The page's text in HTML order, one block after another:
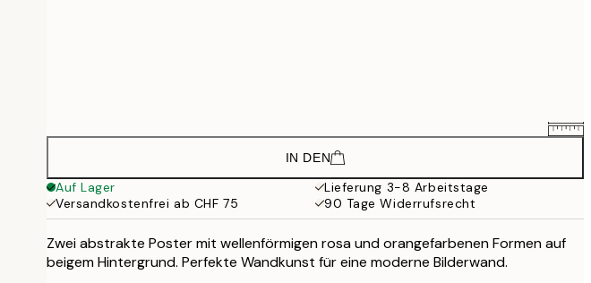
CHF 58.90
CHF 98
70x100 cm CHF 78.54
IN DEN
Auf Lager
Lieferung 3-8 Arbeitstage
Versandkostenfrei ab CHF 75
90 Tage Widerrufsrecht
Zwei abstrakte Poster mit wellenförmigen rosa und orangefarbenen Formen auf
beigem Hintergrund. Perfekte Wandkunst für eine moderne Bilderwand.